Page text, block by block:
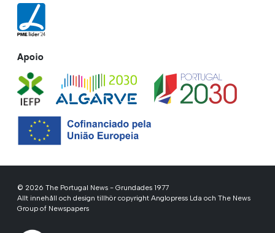
Apoio
© 2026 The Portugal News - Grundades 1977
Allt innehåll och design tillhör copyright Anglopress Lda och The News
Group of Newspapers